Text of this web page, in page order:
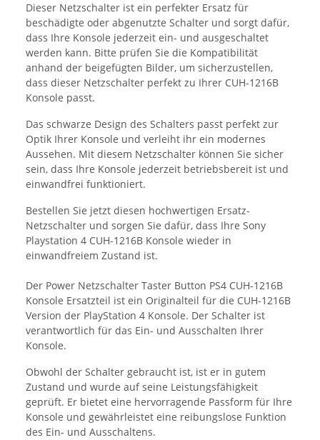
Dieser Netzschalter ist ein perfekter Ersatz für
beschädigte oder abgenutzte Schalter und sorgt dafür,
dass Ihre Konsole jederzeit ein- und ausgeschaltet
werden kann. Bitte prüfen Sie die Kompatibilität
anhand der beigefügten Bilder, um sicherzustellen,
dass dieser Netzschalter perfekt zu Ihrer CUH-1216B
Konsole passt.
Das schwarze Design des Schalters passt perfekt zur
Optik Ihrer Konsole und verleiht ihr ein modernes
Aussehen. Mit diesem Netzschalter können Sie sicher
sein, dass Ihre Konsole jederzeit betriebsbereit ist und
einwandfrei funktioniert.
Bestellen Sie jetzt diesen hochwertigen Ersatz-
Netzschalter und sorgen Sie dafür, dass Ihre Sony
Playstation 4 CUH-1216B Konsole wieder in
einwandfreiem Zustand ist.
Der Power Netzschalter Taster Button PS4 CUH-1216B
Konsole Ersatzteil ist ein Originalteil für die CUH-1216B
Version der PlayStation 4 Konsole. Der Schalter ist
verantwortlich für das Ein- und Ausschalten Ihrer
Konsole.
Obwohl der Schalter gebraucht ist, ist er in gutem
Zustand und wurde auf seine Leistungsfähigkeit
geprüft. Er bietet eine hervorragende Passform für Ihre
Konsole und gewährleistet eine reibungslose Funktion
des Ein- und Ausschaltens.